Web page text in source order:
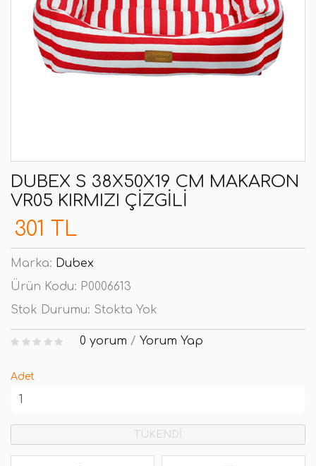
DUBEX S 38X50X19 CM MAKARON
VR05 KIRMIZI ÇIZGILI
301 TL
Marka: Dubex
Ürün Kodu: P0006613
Stok Durumu: Stokta Yok
0 yorum / Yorum Yap
Adet
TÜKENDİ